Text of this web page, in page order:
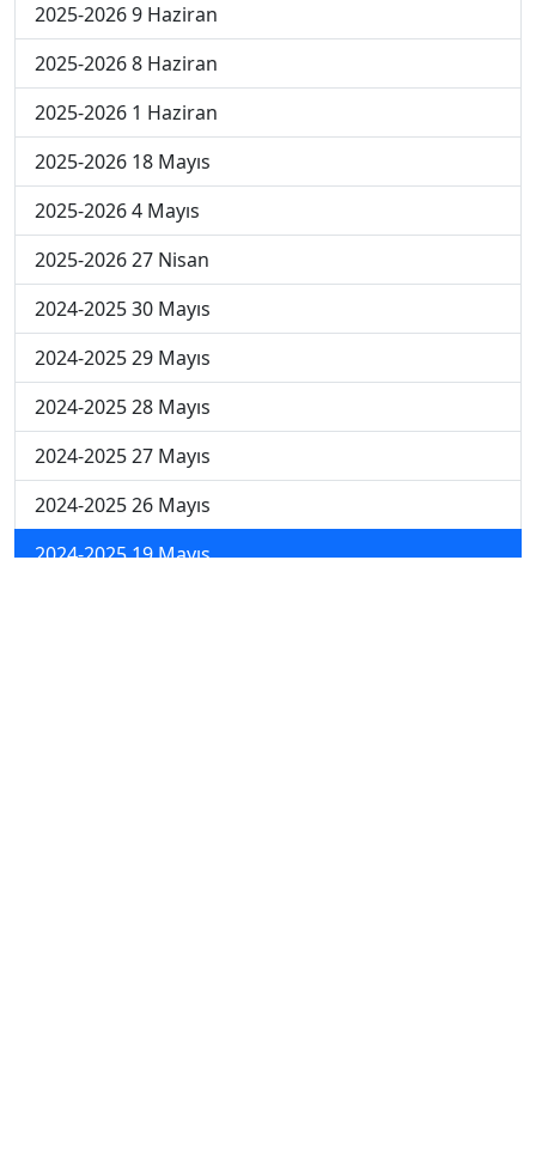
2025-2026 9 Haziran
2025-2026 8 Haziran
2025-2026 1 Haziran
2025-2026 18 Mayıs
2025-2026 4 Mayıs
2025-2026 27 Nisan
2024-2025 30 Mayıs
2024-2025 29 Mayıs
2024-2025 28 Mayıs
2024-2025 27 Mayıs
2024-2025 26 Mayıs
2024-2025 19 Mayıs